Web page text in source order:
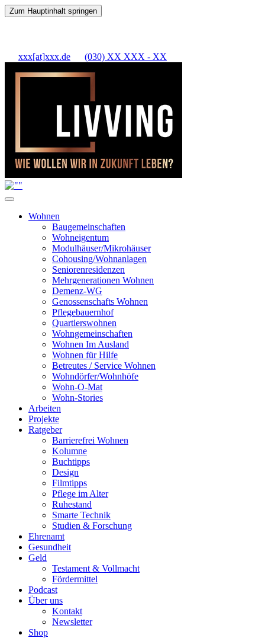
Zum Hauptinhalt springen
xxx[at]xxx.de (030) XX XXX - XX
Wohnen
Baugemeinschaften
Wohneigentum
Modulhäuser/Mikrohäuser
Cohousing/Wohnanlagen
Seniorenresidenzen
Mehrgenerationen Wohnen
Demenz-WG
Genossenschafts Wohnen
Pflegebauernhof
Quartierswohnen
Wohngemeinschaften
Wohnen Im Ausland
Wohnen für Hilfe
Betreutes / Service Wohnen
Wohndörfer/Wohnhöfe
Wohn-O-Mat
Wohn-Stories
Arbeiten
Projekte
Ratgeber
Barrierefrei Wohnen
Kolumne
Buchtipps
Design
Filmtipps
Pflege im Alter
Ruhestand
Smarte Technik
Studien & Forschung
Ehrenamt
Gesundheit
Geld
Testament & Vollmacht
Fördermittel
Podcast
Über uns
Kontakt
Newsletter
Shop